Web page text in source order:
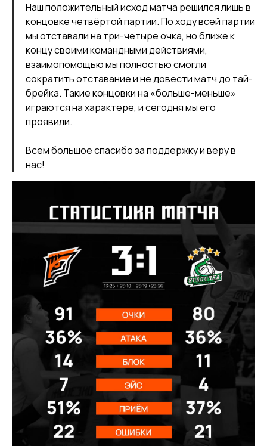
Наш положительный исход матча решился лишь в
концовке четвёртой партии. По ходу всей партии
мы отставали на три-четыре очка, но ближе к
концу своими командными действиями,
взаимопомощью мы полностью смогли
сократить отставание и не довести матч до тай-
брейка. Такие концовки на «больше-меньше»
играются на характере, и сегодня мы его
проявили.
Всем большое спасибо за поддержку и веру в
нас!